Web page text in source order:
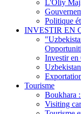
L'Oliy
Politique
INVESTIR EN
Investir en
Tourisme
Boukhara
Visiting